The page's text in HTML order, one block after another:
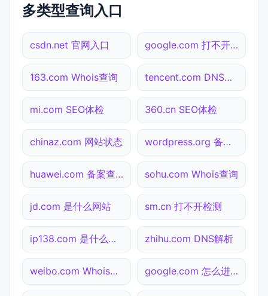
多类型查询入口
csdn.net 官网入口 google.com 打不开检测
163.com Whois查询 tencent.com DNS解析
mi.com SEO体检 360.cn SEO体检
chinaz.com 网站状态 wordpress.org 备案查询
huawei.com 备案查询 sohu.com Whois查询
jd.com 是什么网站 sm.cn 打不开检测
ip138.com 是什么网站 zhihu.com DNS解析
weibo.com Whois查询 google.com 怎么进入